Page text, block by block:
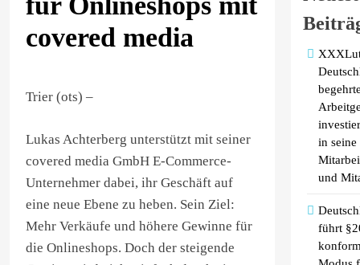
covered media
Trier (ots) –
Lukas Achterberg unterstützt mit seiner
covered media GmbH E-Commerce-
Unternehmer dabei, ihr Geschäft auf
eine neue Ebene zu heben. Sein Ziel:
Mehr Verkäufe und höhere Gewinne für
die Onlineshops. Doch der steigende
in seine
und
führt